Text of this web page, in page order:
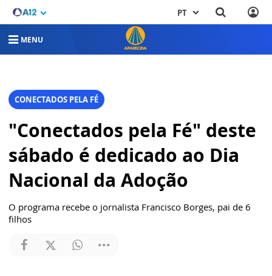
PT
MENU
CONECTADOS PELA FÉ
"Conectados pela Fé" deste
sábado é dedicado ao Dia
Nacional da Adoção
O programa recebe o jornalista Francisco Borges, pai de 6
filhos